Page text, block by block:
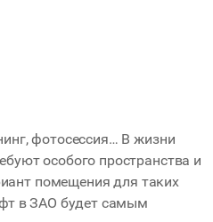
фотосессия… В жизни
особого пространства и
помещения для таких
в ЗАО будет самым